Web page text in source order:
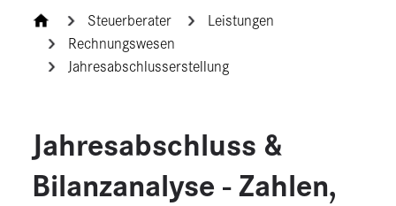
Steuerberater
Leistungen
Rechnungswesen
Jahresabschlusserstellung
Jahresabschluss &
Bilanzanalyse - Zahlen,